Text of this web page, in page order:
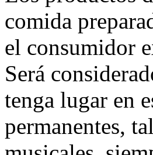
comida
el consumidor
Será
tenga lugar en
permanentes,